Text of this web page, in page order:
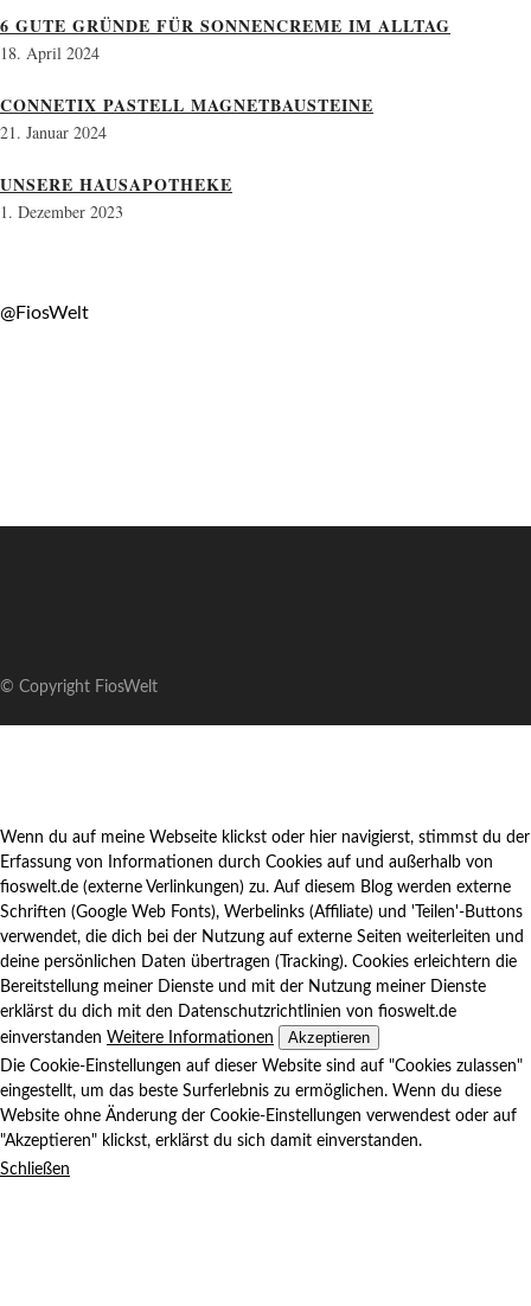
6 GUTE GRÜNDE FÜR SONNENCREME IM ALLTAG
18. April 2024
CONNETIX PASTELL MAGNETBAUSTEINE
21. Januar 2024
UNSERE HAUSAPOTHEKE
1. Dezember 2023
@FiosWelt
© Copyright FiosWelt
Wenn du auf meine Webseite klickst oder hier navigierst, stimmst du der
Erfassung von Informationen durch Cookies auf und außerhalb von
fioswelt.de (externe Verlinkungen) zu. Auf diesem Blog werden externe
Schriften (Google Web Fonts), Werbelinks (Affiliate) und 'Teilen'-Buttons
verwendet, die dich bei der Nutzung auf externe Seiten weiterleiten und
deine persönlichen Daten übertragen (Tracking). Cookies erleichtern die
Bereitstellung meiner Dienste und mit der Nutzung meiner Dienste
erklärst du dich mit den Datenschutzrichtlinien von fioswelt.de
einverstanden Weitere Informationen Akzeptieren
Die Cookie-Einstellungen auf dieser Website sind auf "Cookies zulassen"
eingestellt, um das beste Surferlebnis zu ermöglichen. Wenn du diese
Website ohne Änderung der Cookie-Einstellungen verwendest oder auf
"Akzeptieren" klickst, erklärst du sich damit einverstanden.
Schließen